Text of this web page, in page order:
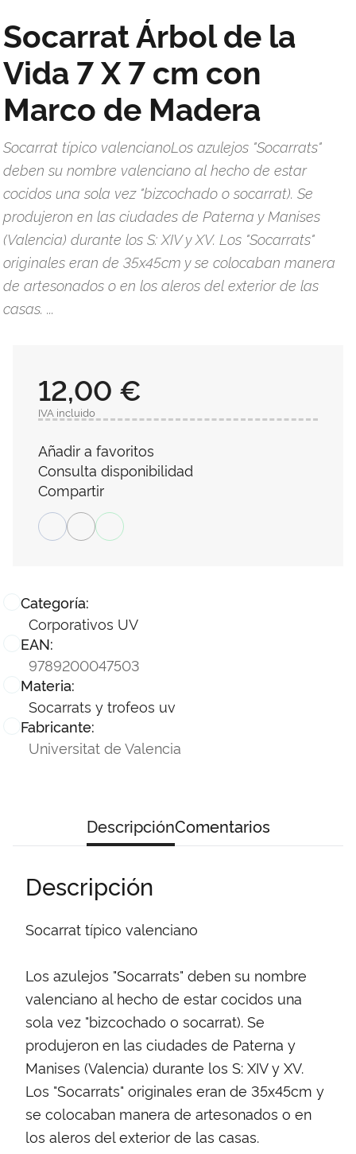
Socarrat Árbol de la
Vida 7 X 7 cm con
Marco de Madera
Socarrat típico valencianoLos azulejos "Socarrats"
deben su nombre valenciano al hecho de estar
cocidos una sola vez "bizcochado o socarrat). Se
produjeron en las ciudades de Paterna y Manises
(Valencia) durante los S: XIV y XV. Los "Socarrats"
originales eran de 35x45cm y se colocaban manera
de artesonados o en los aleros del exterior de las
casas. ...
Categoría:
Corporativos UV
EAN:
9789200047503
Materia:
Socarrats y trofeos uv
Fabricante:
Universitat de Valencia
12,00 €
IVA incluido
Añadir a favoritos
Consulta disponibilidad
Compartir
DescripciónComentarios
Descripción
Socarrat típico valenciano
Los azulejos "Socarrats" deben su nombre
valenciano al hecho de estar cocidos una
sola vez "bizcochado o socarrat). Se
produjeron en las ciudades de Paterna y
Manises (Valencia) durante los S: XIV y XV.
Los "Socarrats" originales eran de 35x45cm y
se colocaban manera de artesonados o en
los aleros del exterior de las casas.